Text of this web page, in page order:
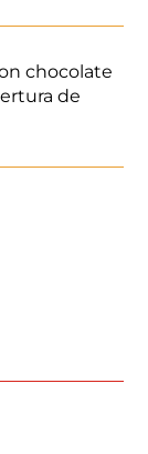
chocolate
de